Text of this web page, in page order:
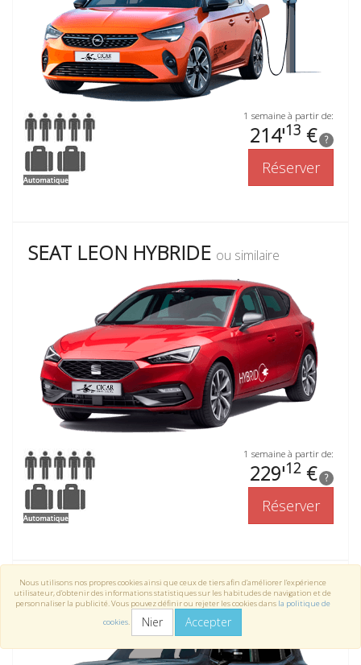
1 semaine à partir de:
214'13 € ?
Réserver
SEAT LEON HYBRIDE ou similaire
1 semaine à partir de:
229'12 € ?
Réserver
JEEP RENEGADEou similaire
Nous utilisons nos propres cookies ainsi que ceux de tiers afin d’améliorer l’expérience
utilisateur, d’obtenir des informations statistiques sur les habitudes de navigation et de
personnaliser la publicité. Vous pouvez définir ou rejeter les cookies dans la politique de
cookies
Nier Accepter